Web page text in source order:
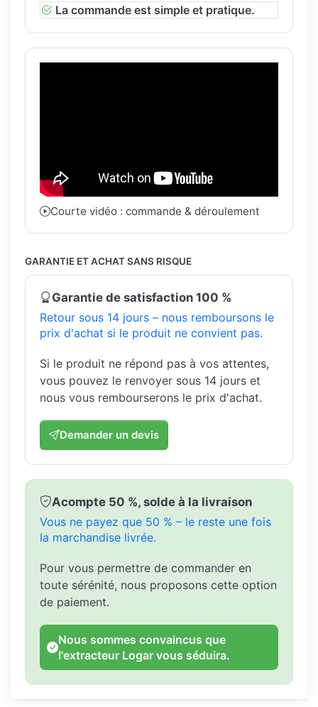
La commande est simple et pratique.
Courte vidéo : commande & déroulement
GARANTIE ET ACHAT SANS RISQUE
Garantie de satisfaction 100 %
Retour sous 14 jours – nous remboursons le
prix d'achat si le produit ne convient pas.
Si le produit ne répond pas à vos attentes,
vous pouvez le renvoyer sous 14 jours et
nous vous rembourserons le prix d'achat.
Demander un devis
Acompte 50 %, solde à la livraison
Vous ne payez que 50 % – le reste une fois
la marchandise livrée.
Pour vous permettre de commander en
toute sérénité, nous proposons cette option
de paiement.
Nous sommes convaincus que
l'extracteur Logar vous séduira.